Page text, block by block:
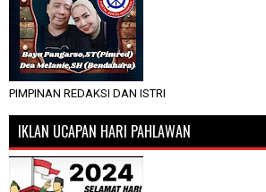
PIMPINAN REDAKSI DAN ISTRI
IKLAN UCAPAN HARI PAHLAWAN